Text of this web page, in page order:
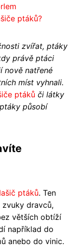
ptáků?
zvířat, ptáky
právě ptáci
nově natřené
míst vyhnali.
ptáků či látky
působí
ptáků. Ten
dravců,
větších obtíží
například do
anebo do vinic.